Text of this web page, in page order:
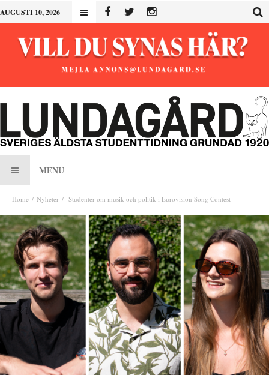
AUGUSTI 10, 2026
MENU
Home Nyheter Studenter om musik och politik i Eurovision Song Contest